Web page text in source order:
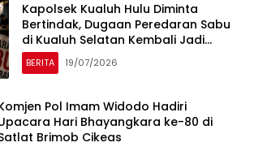
Kapolsek Kualuh Hulu Diminta
Bertindak, Dugaan Peredaran Sabu
di Kualuh Selatan Kembali Jadi
Sorotan Warga
BERITA 19/07/2026
Pol Imam Widodo Hadiri
Hari Bhayangkara ke-80 di
Brimob Cikeas